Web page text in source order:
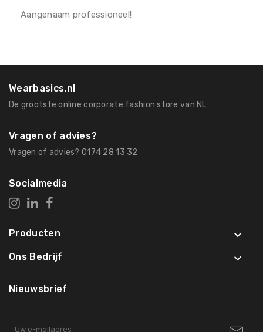
Aangenaam professioneel!
Wearbasics.nl
De grootste online corporate fashion store van NL
Vragen of advies?
Vragen of advies? 0174 28 13 32
Socialmedia
Producten 
Ons Bedrijf 
Nieuwsbrief